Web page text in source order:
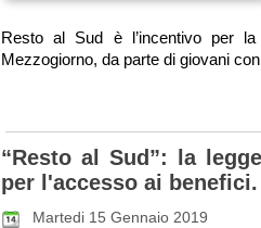
Resto al Sud è l’incentivo per
Mezzogiorno, da parte di giovani
“Resto al Sud”: la
per l'accesso ai benefici.
Martedi 15 Gennaio 2019